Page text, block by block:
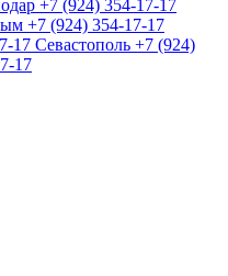
+7 (924) 354-17-17
+7 (924) 354-17-17
17 Севастополь +7 (924)
17